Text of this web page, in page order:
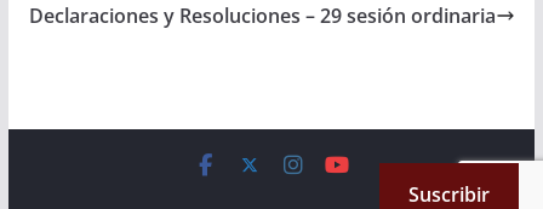
Declaraciones y Resoluciones – 29 sesión ordinaria
. All rights reserved.
Suscribir